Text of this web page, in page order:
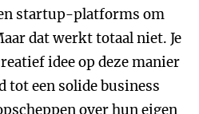
startup-platforms om
dat werkt totaal niet. Je
idee op deze manier
een solide business
over hun eigen